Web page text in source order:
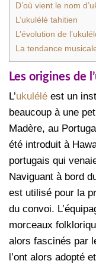
D’où vient le nom
L’ukulélé tahitien
L’évolution de
La tendance
Les origines de
L’ukulélé est un
beaucoup à une
Madère, au
été introduit à
portugais qui
Naviguant à bord
est utilisé pour la
du convoi.
morceaux
alors fascinés par
l’ont alors adopté